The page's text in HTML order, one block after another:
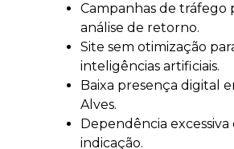
Campanhas de tráfego
análise de retorno.
Site sem otimização
inteligências artificiais.
Baixa presença digital
Alves.
Dependência excessiva
indicação.